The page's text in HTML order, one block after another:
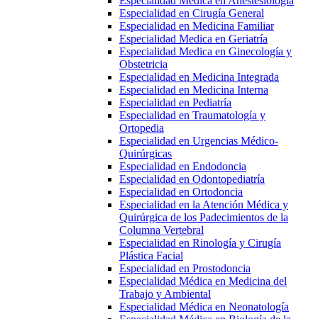
Especialidad en Cirugía General
Especialidad en Medicina Familiar
Especialidad Medica en Geriatría
Especialidad Medica en Ginecología y
Obstetricia
Especialidad en Medicina Integrada
Especialidad en Medicina Interna
Especialidad en Pediatría
Especialidad en Traumatología y
Ortopedia
Especialidad en Urgencias Médico-
Quirúrgicas
Especialidad en Endodoncia
Especialidad en Odontopediatría
Especialidad en Ortodoncia
Especialidad en la Atención Médica y
Quirúrgica de los Padecimientos de la
Columna Vertebral
Especialidad en Rinología y Cirugía
Plástica Facial
Especialidad en Prostodoncia
Especialidad Médica en Medicina del
Trabajo y Ambiental
Especialidad Médica en Neonatología